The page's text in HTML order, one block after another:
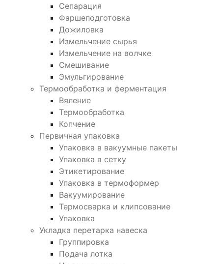
Сепарация
Фаршеподготовка
Дожиловка
Измельчение сырья
Измельчение на волчке
Смешивание
Эмульгирование
Термообработка и ферментация
Вяление
Термообработка
Копчение
Первичная упаковка
Упаковка в вакуумные пакеты
Упаковка в сетку
Этикетирование
Упаковка в термоформер
Вакуумирование
Термосварка и клипсование
Упаковка
Укладка перетарка навеска
Группировка
Подача лотка